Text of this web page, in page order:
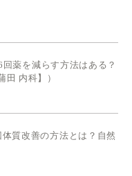
薬を減らす方法はある？
田 内科】）
質改善の方法とは？自然